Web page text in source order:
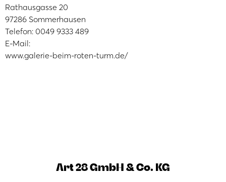
Rathausgasse 20
97286 Sommerhausen
Telefon: 0049 9333 489
E-Mail:
www.galerie-beim-roten-turm.de/
Art 28 GmbH & Co. KG